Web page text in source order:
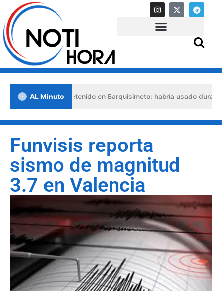
AL Minuto
abogado detenido en Barquisimeto: habría usado durante 13
Funvisis reporta
sismo de magnitud
3.7 en Valencia